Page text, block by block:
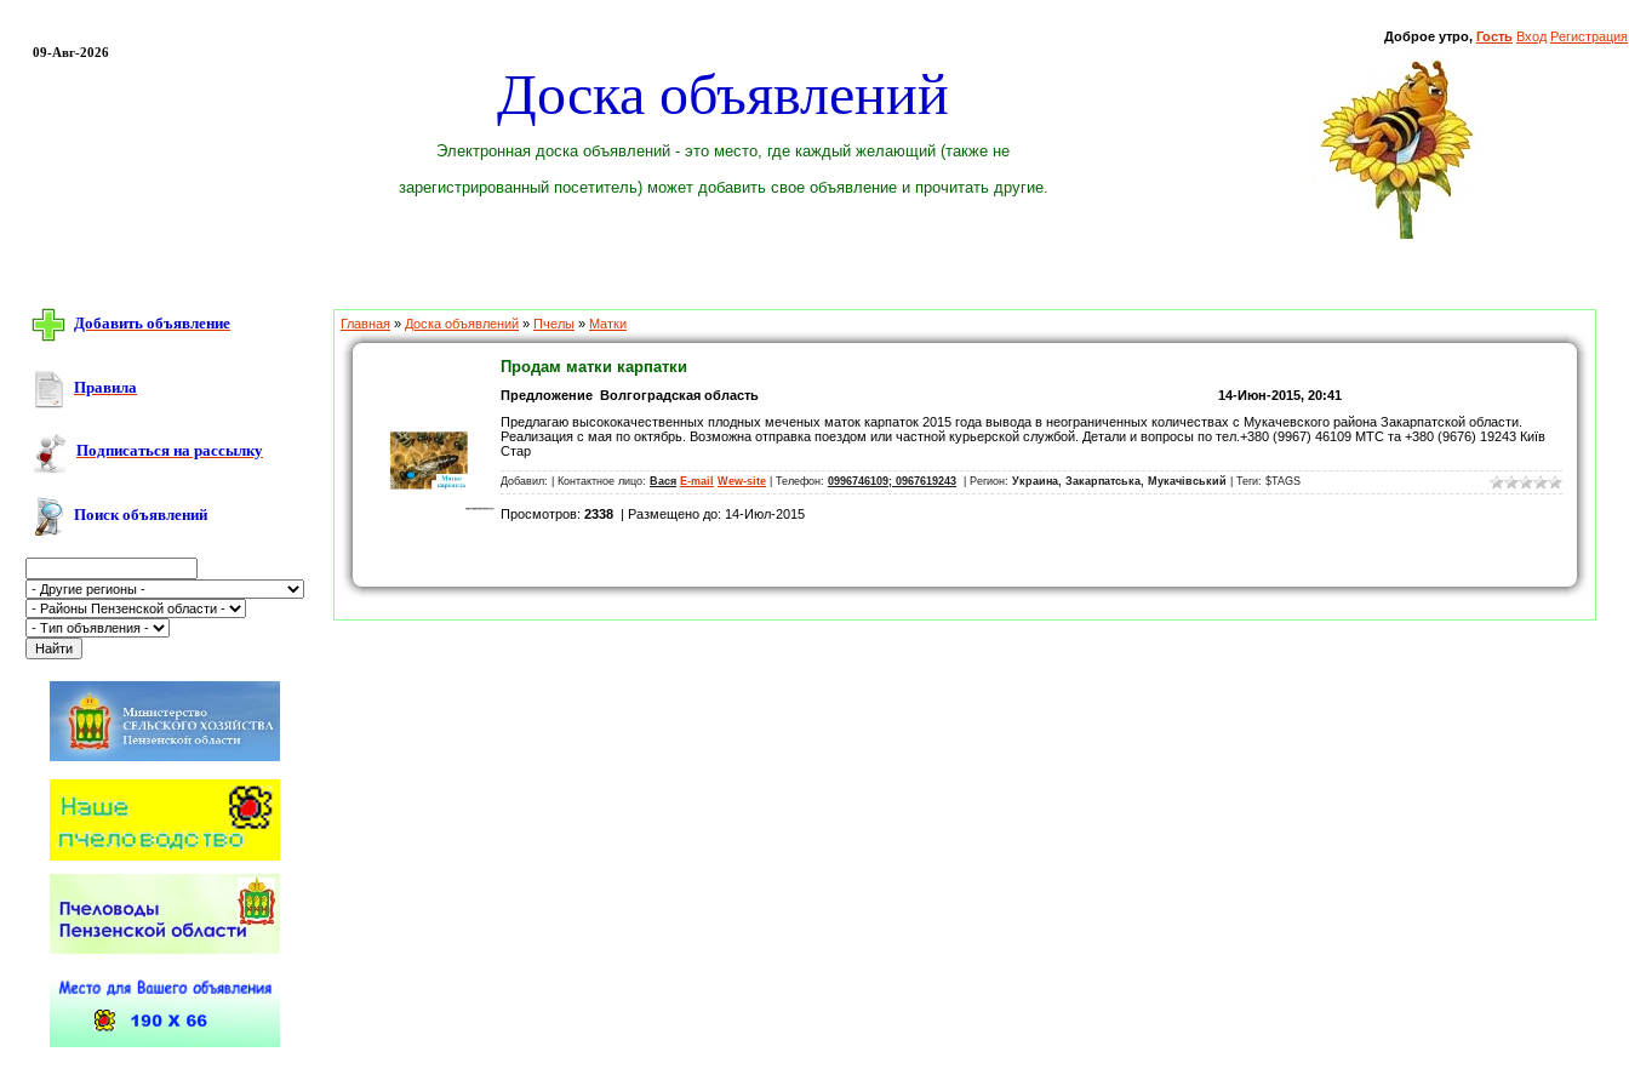
Доброе утро, Гость Вход Регистрация
09-Авг-2026
Доска объявлений
Электронная доска объявлений - это место, где каждый желающий (также не
зарегистрированный посетитель) может добавить свое объявление и прочитать другие.
Добавить объявление
Правила
Подписаться на рассылку
Поиск объявлений
Главная » Доска объявлений » Пчелы » Матки
Продам матки карпатки
Предложение Волгоградская область
14-Июн-2015, 20:41
Предлагаю высококачественных плодных меченых маток карпаток 2015 года вывода в неограниченных количествах с Мукачевского района Закарпатской области.
Реализация с мая по октябрь. Возможна отправка поездом или частной курьерской службой. Детали и вопросы по тел.+380 (9967) 46109 МТС та +380 (9676) 19243 Київ
Стар
Добавил: | Контактное лицо: Вася E-mail Wew-site | Телефон: 0996746109; 0967619243 | Регион: Украина, Закарпатська, Мукачівський | Теги: $TAGS
Просмотров: 2338 | Размещено до: 14-Июл-2015